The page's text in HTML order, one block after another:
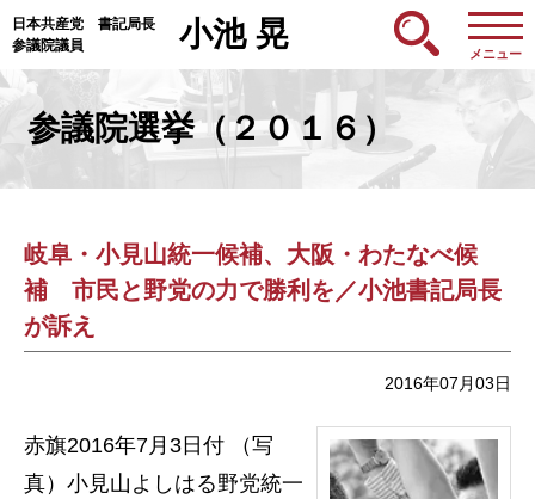
日本共産党 書記局長
参議院議員
小池 晃
メニュー
参議院選挙（２０１６）
岐阜・小見山統一候補、大阪・わたなべ候
補 市民と野党の力で勝利を／小池書記局長
が訴え
2016年07月03日
赤旗2016年7月3日付 （写
真）小見山よしはる野党統一